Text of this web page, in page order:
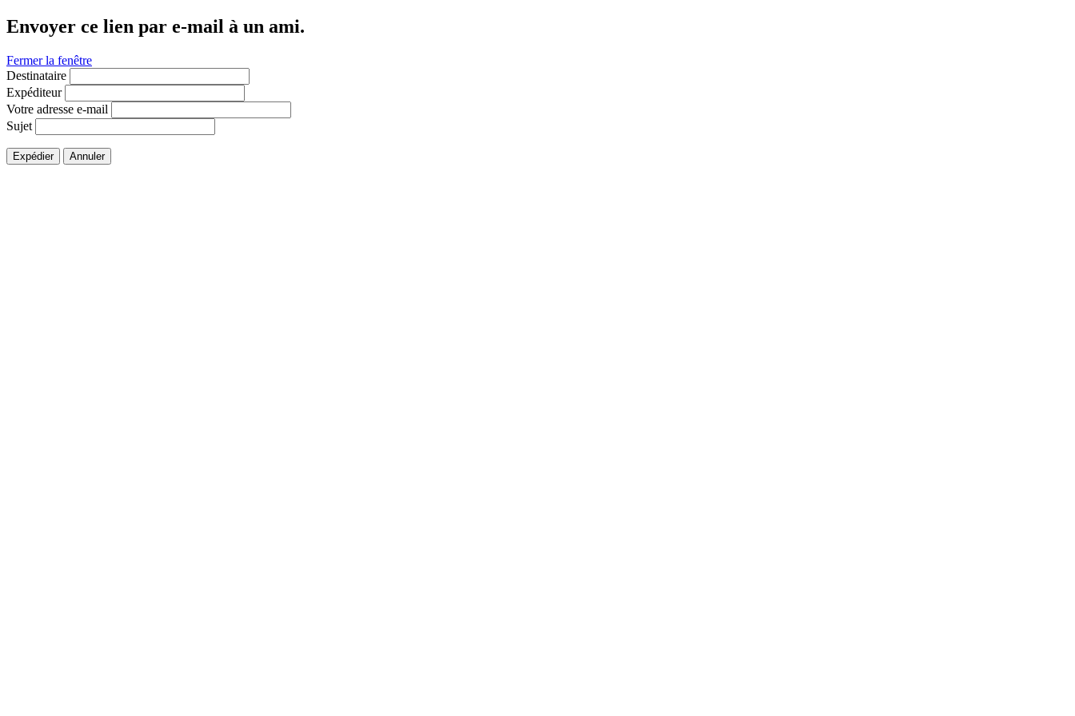
Envoyer ce lien par e-mail à un ami.
Fermer la fenêtre
Destinataire
Expéditeur
Votre adresse e-mail
Sujet
Expédier Annuler